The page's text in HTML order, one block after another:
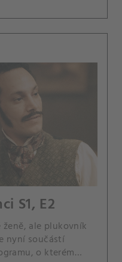
S1, E2
ale plukovník
nyní součástí
o kterém